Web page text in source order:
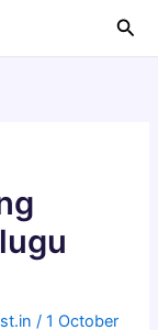
/1 October